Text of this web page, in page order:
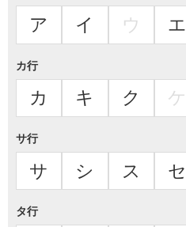
ア イ ウ エ
カ行
カ キ ク ケ
サ行
サ シ ス セ
タ行